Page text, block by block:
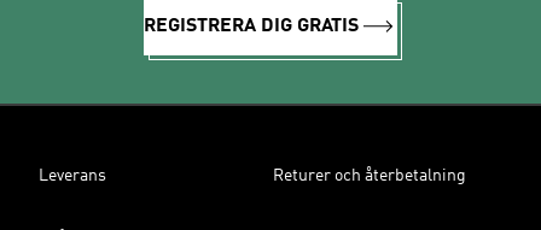
REGISTRERA DIG GRATIS
Leverans Returer och återbetalning